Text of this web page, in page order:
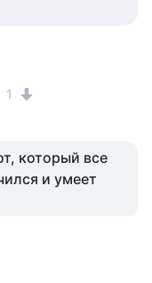
1
который все
и умеет